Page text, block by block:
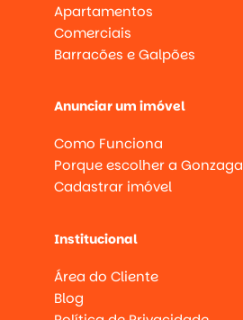
Apartamentos
Comerciais
Barracões e Galpões
Anunciar um imóvel
Como Funciona
Porque escolher a Gonzaga
Cadastrar imóvel
Institucional
Área do Cliente
Blog